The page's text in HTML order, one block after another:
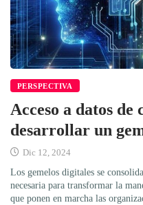
PERSPECTIVA
Acceso a datos
desarrollar un
Dic 12, 2024
Los gemelos digitales se
necesaria para transformar la
que ponen en marcha las